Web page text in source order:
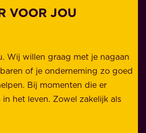
VOOR JOU
Wij willen graag met je nagaan
of je onderneming zo goed
Bij momenten die er
het leven. Zowel zakelijk als